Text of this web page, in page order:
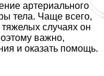
артериального
тела. Чаще всего,
случаях он
важно,
и оказать помощь.